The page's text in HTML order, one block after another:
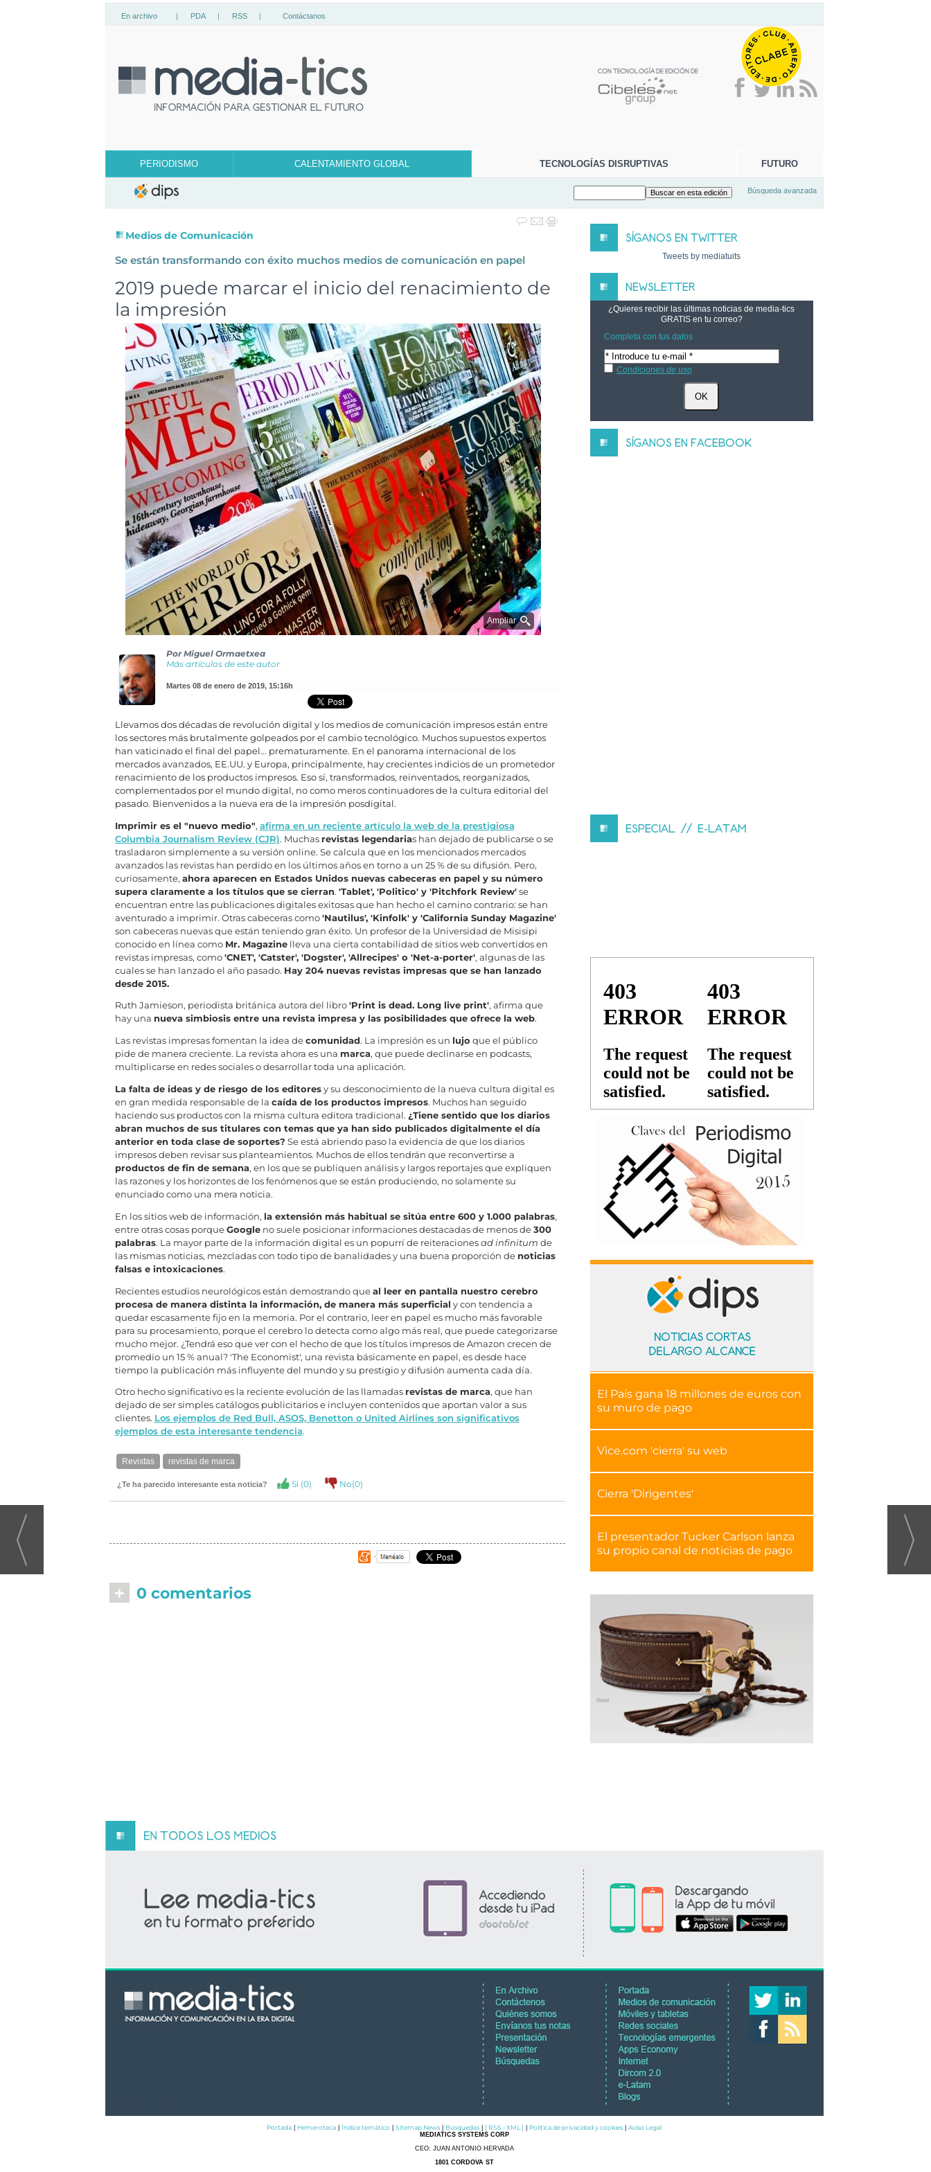
En archivo | PDA | RSS | Contáctanos
PERIODISMO CALENTAMIENTO GLOBAL TECNOLOGÍAS DISRUPTIVAS FUTURO
Búsqueda avanzada
Medios de Comunicación
Se están transformando con éxito muchos medios de comunicación en papel
2019 puede marcar el inicio del renacimiento de
la impresión
Ampliar
PorMiguel Ormaetxea
Más artículos de este autor
martes 08 de enero de 2019,15:16h
Llevamos dos décadas de revolución digital y los medios de comunicación impresos están entre
los sectores más brutalmente golpeados por el cambio tecnológico. Muchos supuestos expertos
han vaticinado el final del papel... prematuramente. En el panorama internacional de los
mercados avanzados, EE.UU. y Europa, principalmente, hay crecientes indicios de un prometedor
renacimiento de los productos impresos. Eso sí, transformados, reinventados, reorganizados,
complementados por el mundo digital, no como meros continuadores de la cultura editorial del
pasado. Bienvenidos a la nueva era de la impresión posdigital.
Imprimir es el "nuevo medio", afirma en un reciente artículo la web de la prestigiosa
Columbia Journalism Review (CJR). Muchas revistas legendarias han dejado de publicarse o se
trasladaron simplemente a su versión online. Se calcula que en los mencionados mercados
avanzados las revistas han perdido en los últimos años en torno a un 25 % de su difusión. Pero,
curiosamente, ahora aparecen en Estados Unidos nuevas cabeceras en papel y su número
supera claramente a los títulos que se cierran. 'Tablet', 'Politico' y 'Pitchfork Review'se
encuentran entre las publicaciones digitales exitosas que han hecho el camino contrario: se han
aventurado a imprimir. Otras cabeceras como 'Nautilus', 'Kinfolk' y 'California Sunday Magazine'
son cabeceras nuevas que están teniendo gran éxito. Un profesor de la Universidad de Misisipi
conocido en línea como Mr. Magazinelleva una cierta contabilidad de sitios web convertidos en
revistas impresas, como 'CNET', 'Catster', 'Dogster', 'Allrecipes' o 'Net-a-porter', algunas de las
cuales se han lanzado el año pasado. Hay 204 nuevas revistas impresas que se han lanzado
desde 2015.
Ruth Jamieson, periodista británica autora del libro 'Print is dead. Long live print', afirma que
hay una nueva simbiosis entre una revista impresa y las posibilidades que ofrece la web.
Las revistas impresas fomentan la idea de comunidad. La impresión es un lujo que el público
pide de manera creciente. La revista ahora es una marca, que puede declinarse en podcasts,
multiplicarse en redes sociales o desarrollar toda una aplicación.
La falta de ideas y de riesgo de los editoresy su desconocimiento de la nueva cultura digital es
en gran medida responsable de la caída de los productos impresos. Muchos han seguido
haciendo sus productos con la misma cultura editora tradicional. ¿Tiene sentido que los diarios
abran muchos de sus titulares con temas que ya han sido publicados digitalmente el día
anterior en toda clase de soportes? Se está abriendo paso la evidencia de que los diarios
impresos deben revisar sus planteamientos. Muchos de ellos tendrán que reconvertirse a
productos de fin de semana, en los que se publiquen análisis y largos reportajes que expliquen
las razones y los horizontes de los fenómenos que se están produciendo, no solamente su
enunciado como una mera noticia.
En los sitios web de información, la extensión más habitual se sitúa entre 600 y 1.000 palabras,
entre otras cosas porque Googleno suele posicionar informaciones destacadas de menos de 300
palabras. La mayor parte de la información digital es un popurrí de reiteraciones ad infinitum de
las mismas noticias, mezcladas con todo tipo de banalidades y una buena proporción de noticias
falsas e intoxicaciones.
Recientes estudios neurológicos están demostrando que al leer en pantalla nuestro cerebro
procesa de manera distinta la información, de manera más superficial y con tendencia a
quedar escasamente fijo en la memoria. Por el contrario, leer en papel es mucho más favorable
para su procesamiento, porque el cerebro lo detecta como algo más real, que puede categorizarse
mucho mejor. ¿Tendrá eso que ver con el hecho de que los títulos impresos de Amazon crecen de
promedio un 15 % anual? 'The Economist', una revista básicamente en papel, es desde hace
tiempo la publicación más influyente del mundo y su prestigio y difusión aumenta cada día.
Otro hecho significativo es la reciente evolución de las llamadas revistas de marca, que han
dejado de ser simples catálogos publicitarios e incluyen contenidos que aportan valor a sus
clientes. Los ejemplos de Red Bull, ASOS, Benetton o United Airlines son significativos
ejemplos de esta interesante tendencia.
Revistas revistas de marca
¿Te ha parecido interesante esta noticia? Si (0) No(0)
+ 0 comentarios
Tweets by mediatuits
¿Quieres recibir las últimas noticias de media-tics
GRATISen tu correo?
Completa con tus datos
Condiciones de uso
El País gana 18 millones de euros con
su muro de pago
Vice.com 'cierra' su web
Cierra 'Dirigentes'
El presentador Tucker Carlson lanza
su propio canal de noticias de pago
Portada Hemeroteca Índice temático Sitemap News Búsquedas [ RSS - XML ] Política de privacidad y cookies Aviso Legal
MEDIATICS SYSTEMS CORP
CEO: JUAN ANTONIO HERVADA
1801 CORDOVA ST